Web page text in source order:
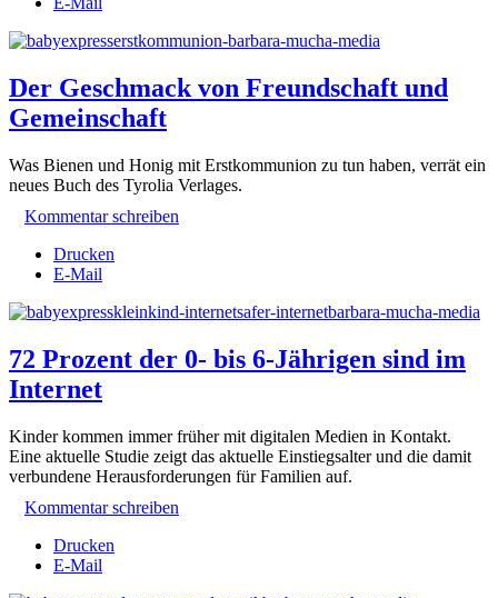
Der Geschmack von Freundschaft und
Gemeinschaft
Was Bienen und Honig mit Erstkommunion zu tun haben, verrät ein
neues Buch des Tyrolia Verlages.
Kommentar schreiben
Drucken
E-Mail
72 Prozent der 0- bis 6-Jährigen sind im
Internet
Kinder kommen immer früher mit digitalen Medien in Kontakt.
Eine aktuelle Studie zeigt das aktuelle Einstiegsalter und die damit
verbundene Herausforderungen für Familien auf.
Kommentar schreiben
Drucken
E-Mail